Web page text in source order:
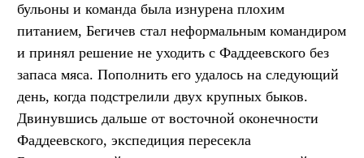
бульоны и команда была изнурена плохим
питанием, Бегичев стал неформальным командиром
и принял решение не уходить с Фаддеевского без
запаса мяса. Пополнить его удалось на следующий
день, когда подстрелили двух крупных быков.
Двинувшись дальше от восточной оконечности
Фаддеевского, экспедиция пересекла